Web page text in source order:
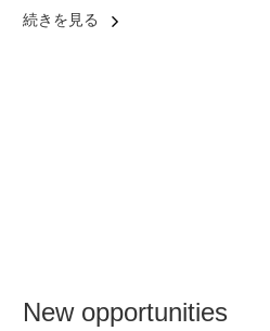
続きを見る
New opportunities